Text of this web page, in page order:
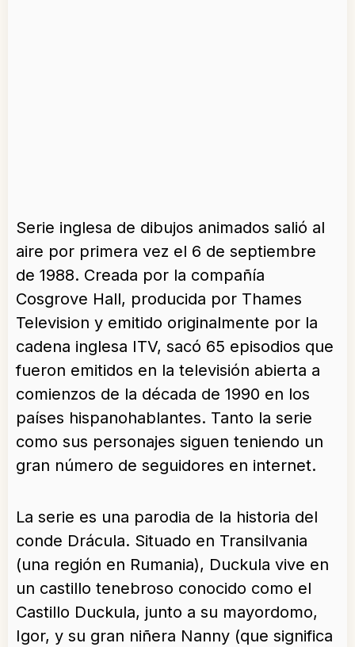
Serie inglesa de dibujos animados salió al
aire por primera vez el 6 de septiembre
de 1988. Creada por la compañía
Cosgrove Hall, producida por Thames
Television y emitido originalmente por la
cadena inglesa ITV, sacó 65 episodios que
fueron emitidos en la televisión abierta a
comienzos de la década de 1990 en los
países hispanohablantes. Tanto la serie
como sus personajes siguen teniendo un
gran número de seguidores en internet.
La serie es una parodia de la historia del
conde Drácula. Situado en Transilvania
(una región en Rumania), Duckula vive en
un castillo tenebroso conocido como el
Castillo Duckula, junto a su mayordomo,
Igor, y su gran niñera Nanny (que significa